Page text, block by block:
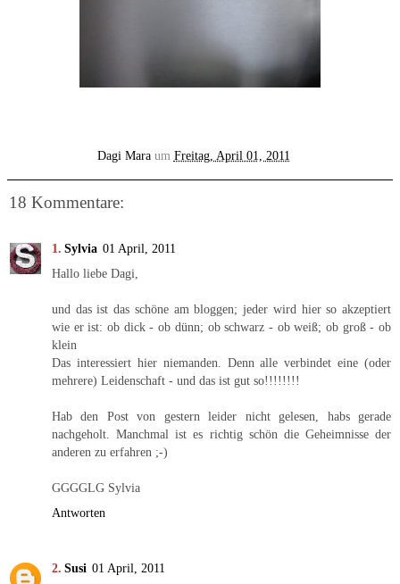
Dagi Mara um Freitag, April 01, 2011
18 Kommentare:
Sylvia 01 April, 2011
Hallo liebe Dagi,
und das ist das schöne am bloggen; jeder wird hier so akzeptiert
wie er ist: ob dick - ob dünn; ob schwarz - ob weiß; ob groß - ob
klein
Das interessiert hier niemanden. Denn alle verbindet eine (oder
mehrere) Leidenschaft - und das ist gut so!!!!!!!!
Hab den Post von gestern leider nicht gelesen, habs gerade
nachgeholt. Manchmal ist es richtig schön die Geheimnisse der
anderen zu erfahren ;-)
GGGGLG Sylvia
Antworten
Susi 01 April, 2011